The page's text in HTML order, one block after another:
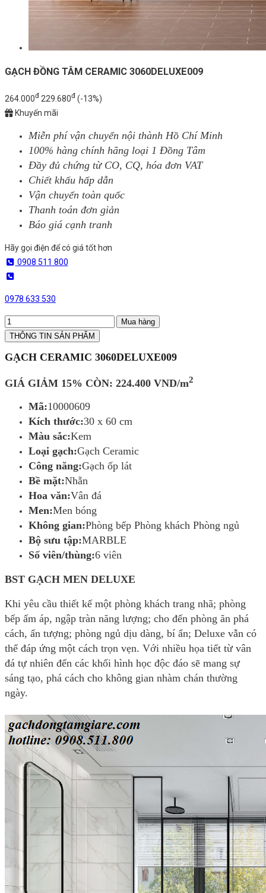
GẠCH ĐỒNG TÂM CERAMIC 3060DELUXE009
264.000đ 229.680đ (-13%)
Khuyến mãi
Miễn phí vận chuyển nội thành Hồ Chí Minh
100% hàng chính hãng loại 1 Đồng Tâm
Đầy đủ chứng từ CO, CQ, hóa đơn VAT
Chiết khấu hấp dẫn
Vận chuyển toàn quốc
Thanh toán đơn giản
Báo giá cạnh tranh
Hãy gọi điện để có giá tốt hơn
0908 511 800
0978 633 530
Mua hàng
THÔNG TIN SẢN PHẨM
GẠCH CERAMIC 3060DELUXE009
GIÁ GIẢM 15% CÒN: 224.400 VND/m2
Mã:10000609
Kích thước:30 x 60 cm
Màu sắc:Kem
Loại gạch:Gạch Ceramic
Công năng:Gạch ốp lát
Bề mặt:Nhẵn
Hoa văn:Vân đá
Men:Men bóng
Không gian:Phòng bếp Phòng khách Phòng ngủ
Bộ sưu tập:MARBLE
Số viên/thùng:6 viên
BST GẠCH MEN DELUXE
Khi yêu cầu thiết kế một phòng khách trang nhã; phòng
bếp ấm áp, ngập tràn năng lượng; cho đến phòng ăn phá
cách, ấn tượng; phòng ngủ dịu dàng, bí ẩn; Deluxe vẫn có
thể đáp ứng một cách trọn vẹn. Với nhiều họa tiết từ vân
đá tự nhiên đến các khối hình học độc đáo sẽ mang sự
sáng tạo, phá cách cho không gian nhàm chán thường
ngày.